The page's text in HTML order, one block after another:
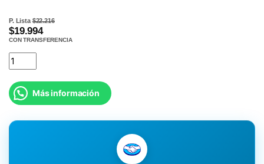
P. Lista$22.216
$19.994
CON TRANSFERENCIA
Más información